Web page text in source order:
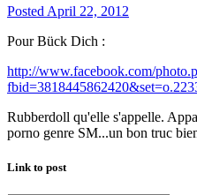
Posted April 22, 2012
Pour Bück Dich :
http://www.facebook.com/
Rubberdoll qu'elle s'appelle.
porno genre SM...un bon truc
Link to post